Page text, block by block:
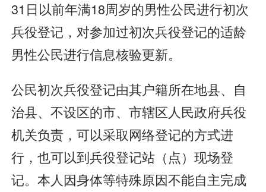
31日以前年满18周岁的男性公民进行初次
兵役登记，对参加过初次兵役登记的适龄
男性公民进行信息核验更新。
公民初次兵役登记由其户籍所在地县、自
治县、不设区的市、市辖区人民政府兵役
机关负责，可以采取网络登记的方式进
行，也可以到兵役登记站（点）现场登
记。本人因身体等特殊原因不能自主完成